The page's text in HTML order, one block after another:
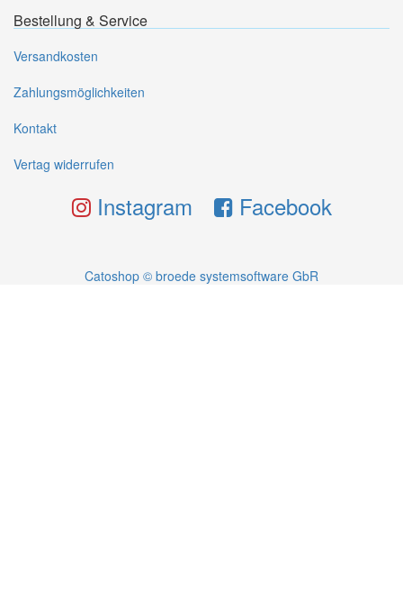
Bestellung & Service
Versandkosten
Zahlungsmöglichkeiten
Kontakt
Vertag widerrufen
Instagram Facebook
Catoshop © broede systemsoftware GbR